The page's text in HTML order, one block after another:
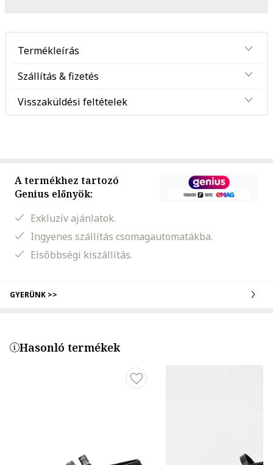
Termékleírás
Szállítás & fizetés
Visszaküldési feltételek
A termékhez tartozó
Genius előnyök:
Exkluzív ajánlatok.
Ingyenes szállítás csomagautomatákba.
Elsőbbségi kiszállítás.
GYERÜNK >>
Hasonló termékek